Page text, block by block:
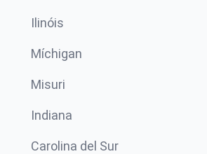
Ilinóis
Míchigan
Misuri
Indiana
Carolina del Sur